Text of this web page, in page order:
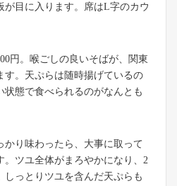
が目に入ります。席はL字のカウ
円。喉ごしの良いそばが、関東
す。天ぷらは随時揚げているの
状態で食べられるのがなんとも
かり味わったら、大事に取って
。ツユ全体がまろやかになり、2
しっとりツユを含んだ天ぷらも